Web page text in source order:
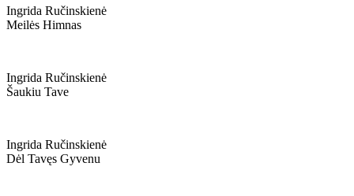
Ingrida Ručinskienė
Meilės Himnas
Ingrida Ručinskienė
Šaukiu Tave
Ingrida Ručinskienė
Dėl Tavęs Gyvenu